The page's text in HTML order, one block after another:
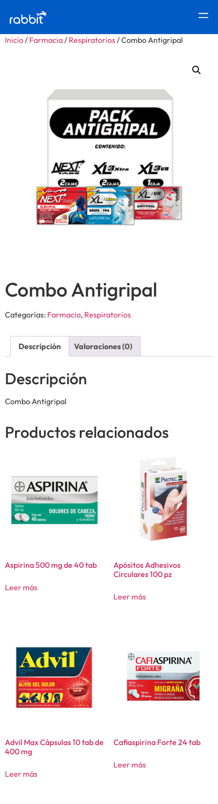
Inicio/ Farmacia/ Respiratorios/ Combo Antigripal
Combo Antigripal
Categorías: Farmacia, Respiratorios
Descripción Valoraciones (0)
Descripción
Combo Antigripal
Productos relacionados
Aspirina 500 mg de 40 tab
Leer más
Apósitos Adhesivos
Circulares 100 pz
Leer más
Advil Max Cápsulas 10 tab de
400 mg
Leer más
Cafiaspirina Forte 24 tab
Leer más